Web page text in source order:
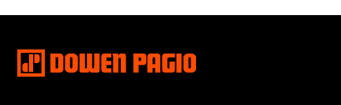
Segmentos - pendiente
Construcción
Carpintería